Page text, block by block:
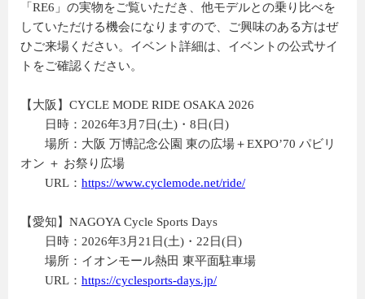
「RE6」の実物をご覧いただき、他モデルとの乗り比べを
していただける機会になりますので、ご興味のある方はぜ
ひご来場ください。イベント詳細は、イベントの公式サイ
トをご確認ください。
【大阪】CYCLE MODE RIDE OSAKA 2026
日時：2026年3月7日(土)・8日(日)
場所：大阪 万博記念公園 東の広場＋EXPO’70 パビリ
オン ＋ お祭り広場
URL： https://www.cyclemode.net/ride/
【愛知】NAGOYA Cycle Sports Days
日時：2026年3月21日(土)・22日(日)
場所：イオンモール熱田 東平面駐車場
URL： https://cyclesports-days.jp/